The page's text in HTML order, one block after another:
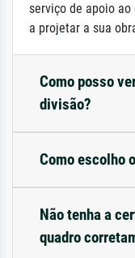
serviço de apoio
a projetar a sua
Como posso
divisão?
Como escolho
Não tenha a
quadro